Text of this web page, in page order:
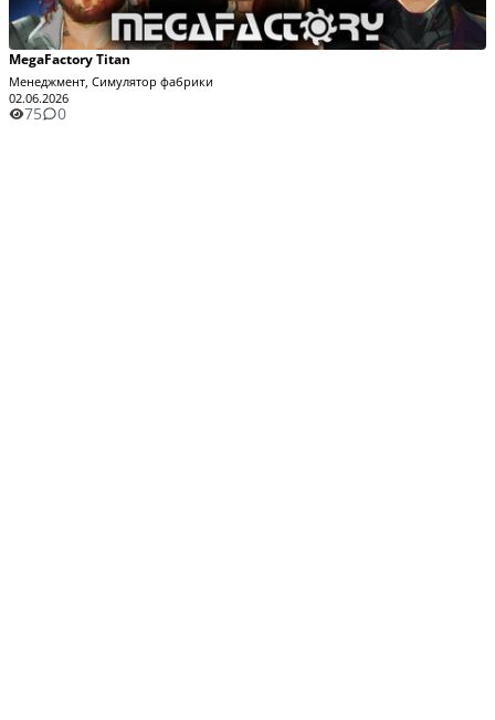
MegaFactory Titan
Менеджмент, Симулятор фабрики
02.06.2026
75 0